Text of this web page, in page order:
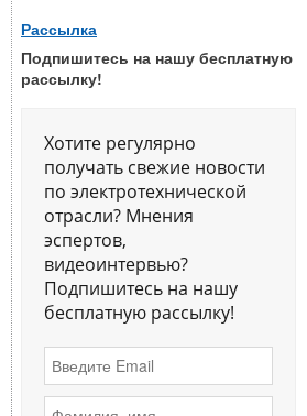
Рассылка
Подпишитесь на нашу бесплатную
рассылку!
Хотите регулярно
получать свежие новости
по электротехнической
отрасли? Мнения
эспертов,
видеоинтервью?
Подпишитесь на нашу
бесплатную рассылку!